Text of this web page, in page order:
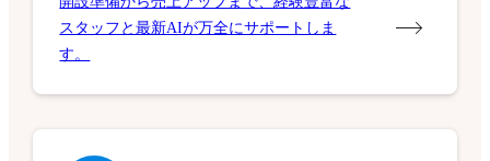
スタッフと最新AIが万全にサポートしま
す。